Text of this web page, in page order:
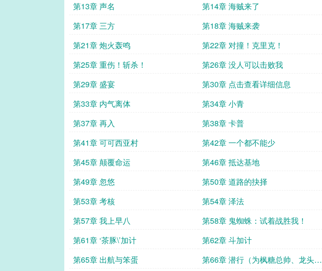
第13章 声名
第14章 海贼来了
第17章 三方
第18章 海贼来袭
第21章 炮火轰鸣
第22章 对撞！克里克！
第25章 重伤！斩杀！
第26章 没人可以击败我
第29章 盛宴
第30章 点击查看详细信息
第33章 内气离体
第34章 小青
第37章 再入
第38章 卡普
第41章 可可西亚村
第42章 一个都不能少
第45章 颠覆命运
第46章 抵达基地
第49章 忽悠 第50章 道路的抉择
第53章 考核
第54章 泽法
第57章 我上早八
第58章 鬼蜘蛛：试着战胜我！
第61章 ‘茶豚\’加计
第62章 斗加计
第65章 出航与笨蛋
第66章 潜行（为枫糖总帅、龙头山